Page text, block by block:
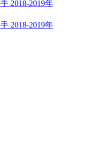
2018-2019年
2018-2019年